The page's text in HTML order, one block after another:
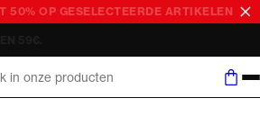
50% OP GESELECTEERDE ARTIKELEN